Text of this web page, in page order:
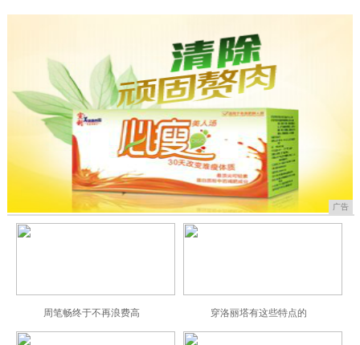
广告
周笔畅终于不再浪费高 穿洛丽塔有这些特点的